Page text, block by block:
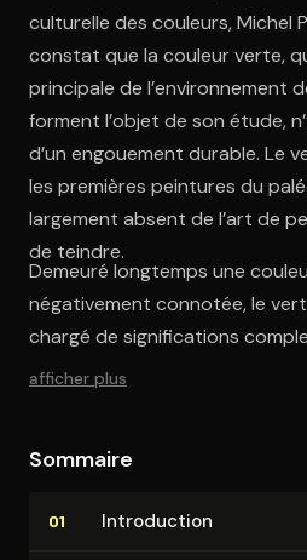
culturelle des couleurs, Michel
constat que la couleur verte,
principale de l’environnement
forment l’objet de son étude,
d’un engouement durable. Le
les premières peintures du
largement absent de l’art de
de teindre.
Demeuré longtemps une
négativement connotée, le vert
chargé de significations
afficher plus
Sommaire
01 In­tro­duc­tion